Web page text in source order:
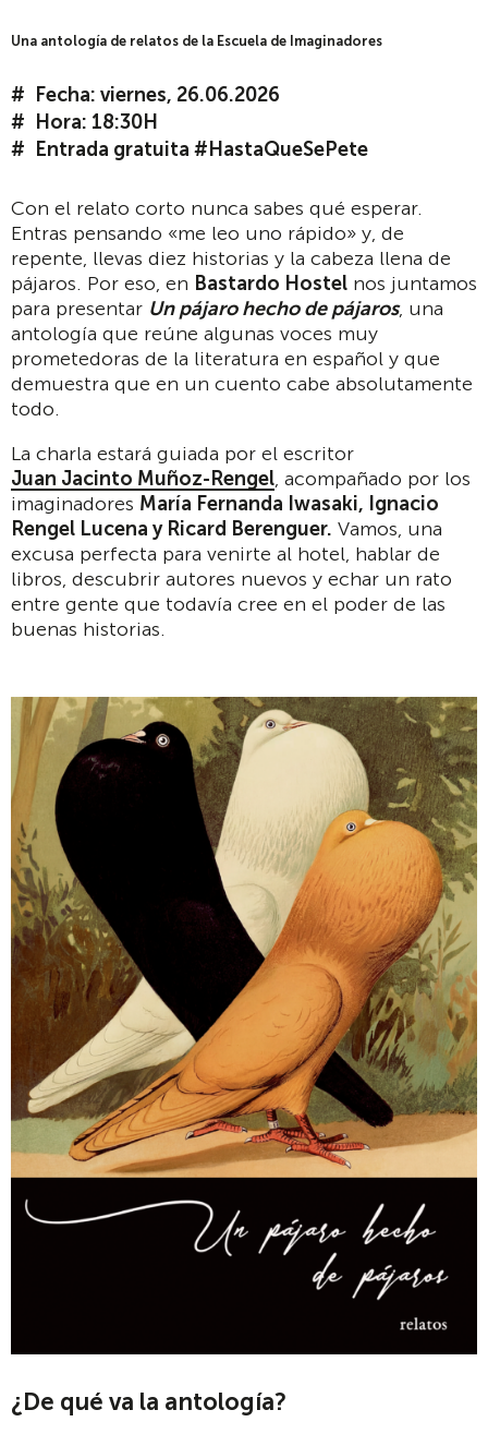
Una antología de relatos de la Escuela de Imaginadores
Fecha: viernes, 26.06.2026
Hora: 18:30H
Entrada gratuita #HastaQueSePete
Con el relato corto nunca sabes qué esperar.
Entras pensando «me leo uno rápido» y, de
repente, llevas diez historias y la cabeza llena de
pájaros. Por eso, en Bastardo Hostel nos juntamos
para presentar Un pájaro hecho de pájaros, una
antología que reúne algunas voces muy
prometedoras de la literatura en español y que
demuestra que en un cuento cabe absolutamente
todo.
La charla estará guiada por el escritor
Juan Jacinto Muñoz-Rengel, acompañado por los
imaginadores María Fernanda Iwasaki, Ignacio
Rengel Lucena y Ricard Berenguer. Vamos, una
excusa perfecta para venirte al hotel, hablar de
libros, descubrir autores nuevos y echar un rato
entre gente que todavía cree en el poder de las
buenas historias.
¿De qué va la antología?